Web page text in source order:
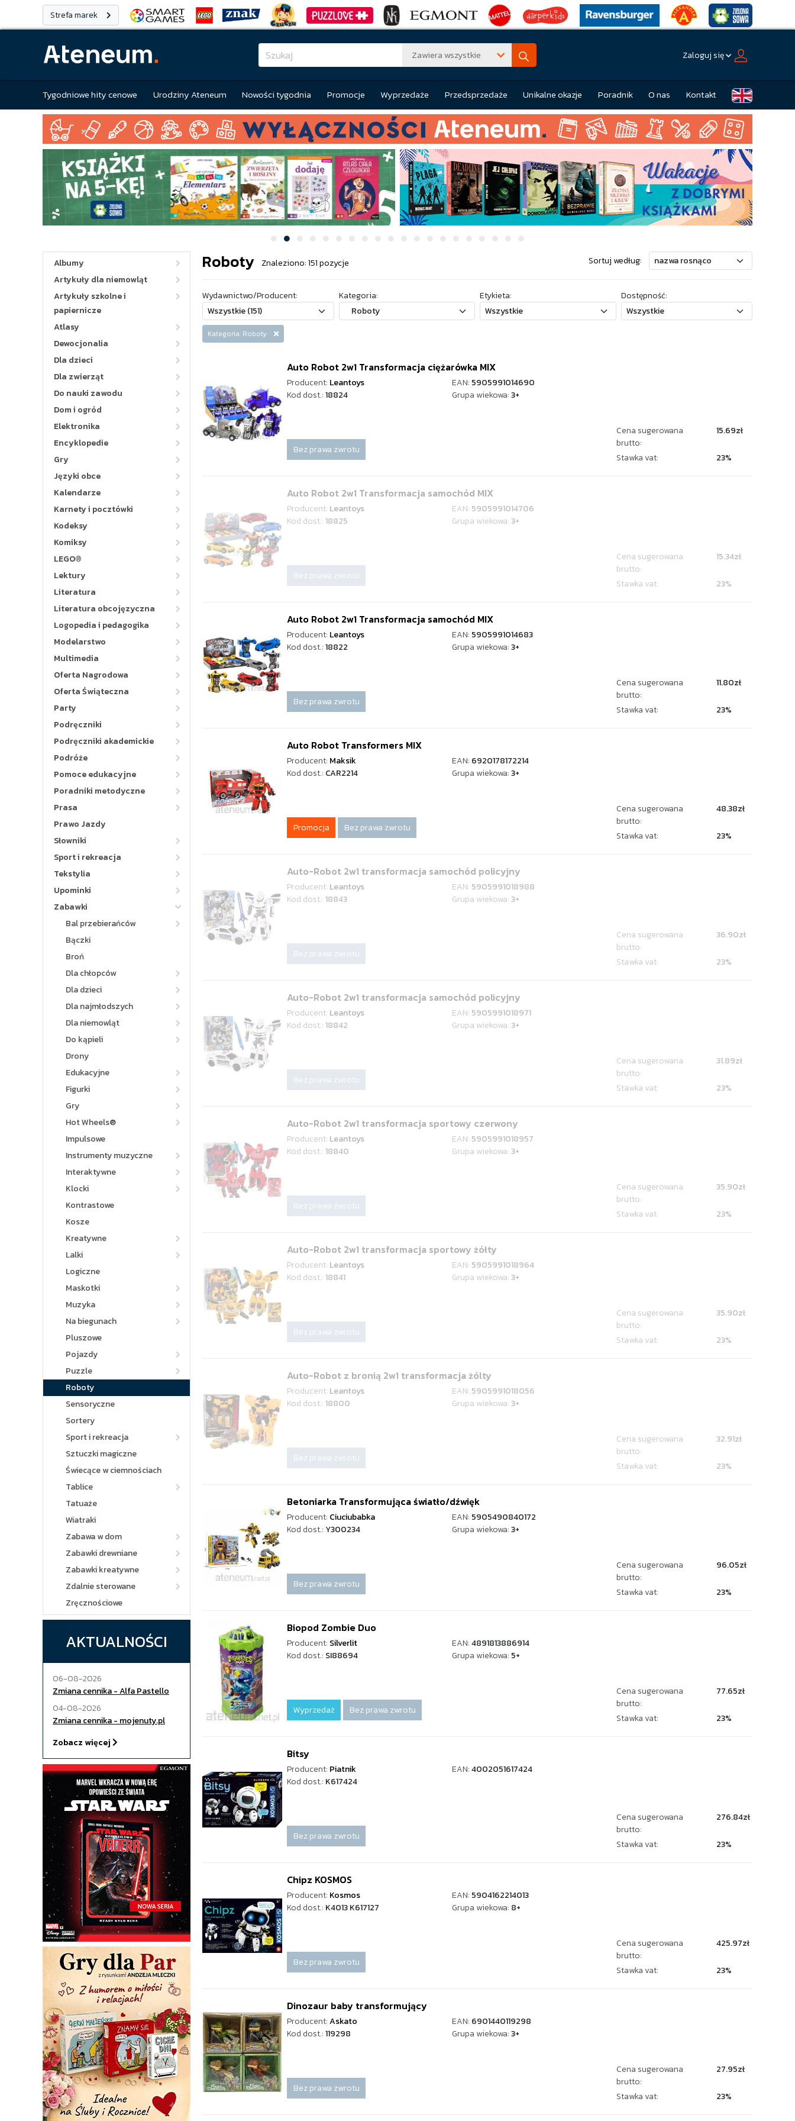
Strefa marek
Zawiera wszystkie Zaloguj się
Tygodniowe hity cenowe Urodziny Ateneum Nowości tygodnia Promocje Wyprzedaże Przedsprzedaże Unikalne okazje Poradnik O nas Kontakt
Albumy
Artykuły dla niemowląt
Artykuły szkolne i
papiernicze
Atlasy
Dewocjonalia
Dla dzieci
Dla zwierząt
Do nauki zawodu
Dom i ogród
Elektronika
Encyklopedie
Gry
Języki obce
Kalendarze
Karnety i pocztówki
Kodeksy
Komiksy
LEGO®
Lektury
Literatura
Literatura obcojęzyczna
Logopedia i pedagogika
Modelarstwo
Multimedia
Oferta Nagrodowa
Oferta Świąteczna
Party
Podręczniki
Podręczniki akademickie
Podróże
Pomoce edukacyjne
Poradniki metodyczne
Prasa
Prawo Jazdy
Słowniki
Sport i rekreacja
Tekstylia
Upominki
Zabawki
Bal przebierańców
Bączki
Broń
Dla chłopców
Dla dzieci
Dla najmłodszych
Dla niemowląt
Do kąpieli
Drony
Edukacyjne
Figurki
Gry
Hot Wheels®
Impulsowe
Instrumenty muzyczne
Interaktywne
Klocki
Kontrastowe
Kosze
Kreatywne
Lalki
Logiczne
Maskotki
Muzyka
Na biegunach
Pluszowe
Pojazdy
Puzzle
Roboty
Sensoryczne
Sortery
Sport i rekreacja
Sztuczki magiczne
Świecące w ciemnościach
Tablice
Tatuaże
Wiatraki
Zabawa w dom
Zabawki drewniane
Zabawki kreatywne
Zdalnie sterowane
Zręcznościowe
AKTUALNOŚCI
06-08-2026
Zmiana cennika - Alfa Pastello
04-08-2026
Zmiana cennika - mojenuty.pl
Zobacz więcej
Roboty Znaleziono: 151 pozycje Sortuj według:
Wydawnictwo/Producent: Kategoria: Etykieta: Dostępność:
Kategoria: Roboty
Auto Robot 2w1 Transformacja ciężarówka MIX
Producent: Leantoys EAN: 5905991014690
Kod dost.:18824 Grupa wiekowa:3+
Bez prawa zwrotu
Cena sugerowana
brutto:
15.69zł
Stawka vat: 23%
Auto Robot 2w1 Transformacja samochód MIX
Producent: Leantoys EAN: 5905991014706
Kod dost.:18825 Grupa wiekowa: 3+
Bez prawa zwrotu
Cena sugerowana
brutto:
15.34zł
Stawka vat: 23%
Auto Robot 2w1 Transformacja samochód MIX
Producent: Leantoys EAN: 5905991014683
Kod dost.:18822 Grupa wiekowa:3+
Bez prawa zwrotu
Cena sugerowana
brutto:
11.80zł
Stawka vat: 23%
Auto Robot Transformers MIX
Producent: Maksik EAN: 6920178172214
Kod dost.: CAR2214 Grupa wiekowa:3+
Promocja Bez prawa zwrotu
Cena sugerowana
brutto:
48.38zł
Stawka vat: 23%
Auto-Robot 2w1 transformacja samochód policyjny
Producent: Leantoys EAN: 5905991018988
Kod dost.:18843 Grupa wiekowa: 3+
Bez prawa zwrotu
Cena sugerowana
brutto:
36.90zł
Stawka vat: 23%
Auto-Robot 2w1 transformacja samochód policyjny
Producent: Leantoys EAN: 5905991018971
Kod dost.:18842 Grupa wiekowa: 3+
Bez prawa zwrotu
Cena sugerowana
brutto:
31.89zł
Stawka vat: 23%
Auto-Robot 2w1 transformacja sportowy czerwony
Producent: Leantoys EAN: 5905991018957
Kod dost.:18840 Grupa wiekowa: 3+
Bez prawa zwrotu
Cena sugerowana
brutto:
35.90zł
Stawka vat: 23%
Auto-Robot 2w1 transformacja sportowy żółty
Producent: Leantoys EAN: 5905991018964
Kod dost.:18841 Grupa wiekowa: 3+
Bez prawa zwrotu
Cena sugerowana
brutto:
35.90zł
Stawka vat: 23%
Auto-Robot z bronią 2w1 transformacja żólty
Producent: Leantoys EAN: 5905991018056
Kod dost.:18800 Grupa wiekowa: 3+
Bez prawa zwrotu
Cena sugerowana
brutto:
32.91zł
Stawka vat: 23%
Betoniarka Transformująca światło/dźwięk
Producent: Ciuciubabka EAN: 5905490840172
Kod dost.: Y300234 Grupa wiekowa:3+
Bez prawa zwrotu
Cena sugerowana
brutto:
96.05zł
Stawka vat: 23%
Biopod Zombie Duo
Producent: Silverlit EAN:4891813886914
Kod dost.: SI88694 Grupa wiekowa: 5+
Wyprzedaż Bez prawa zwrotu
Cena sugerowana
brutto:
77.65zł
Stawka vat: 23%
Bitsy
Producent: Piatnik EAN:4002051617424
Kod dost.: K617424
Bez prawa zwrotu
Cena sugerowana
brutto:
276.84zł
Stawka vat: 23%
Chipz KOSMOS
Producent: Kosmos EAN: 5904162214013
Kod dost.: K4013 K617127 Grupa wiekowa: 8+
Bez prawa zwrotu
Cena sugerowana
brutto:
425.97zł
Stawka vat: 23%
Dinozaur baby transformujący
Producent:Askato EAN: 6901440119298
Kod dost.:119298 Grupa wiekowa:3+
Bez prawa zwrotu
Cena sugerowana
brutto:
27.95zł
Stawka vat: 23%